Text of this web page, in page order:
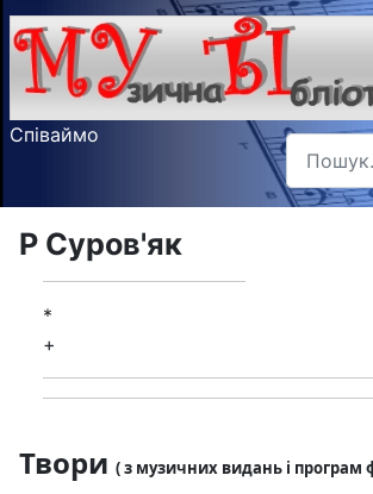
Співаймо Пошук
Type 2
Р Суров'як
*
+
Твори ( з музичних видань і програм